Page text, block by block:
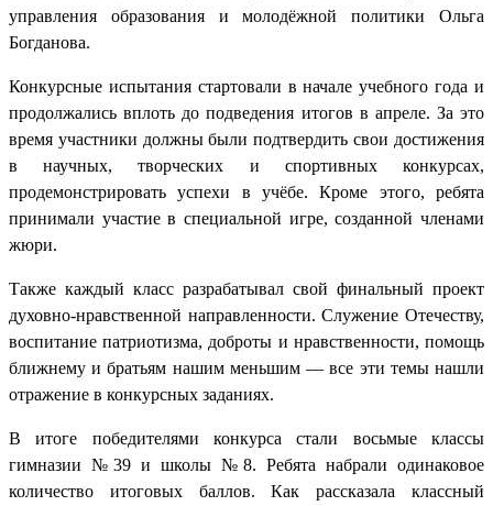
управления образования и молодёжной политики Ольга
Богданова.
Конкурсные испытания стартовали в начале учебного года и
продолжались вплоть до подведения итогов в апреле. За это
время участники должны были подтвердить свои достижения
в научных, творческих и спортивных конкурсах,
продемонстрировать успехи в учёбе. Кроме этого, ребята
принимали участие в специальной игре, созданной членами
жюри.
Также каждый класс разрабатывал свой финальный проект
духовно-нравственной направленности. Служение Отечеству,
воспитание патриотизма, доброты и нравственности, помощь
ближнему и братьям нашим меньшим — все эти темы нашли
отражение в конкурсных заданиях.
В итоге победителями конкурса стали восьмые классы
гимназии №39 и школы №8. Ребята набрали одинаковое
количество итоговых баллов. Как рассказала классный